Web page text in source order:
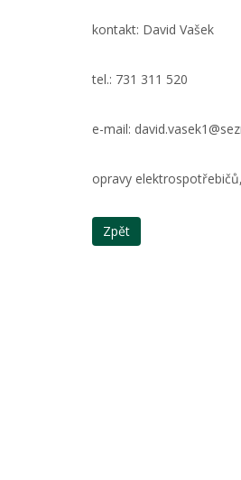
kontakt: David Vašek
tel.: 731 311 520
e-mail:
opravy
Zpět